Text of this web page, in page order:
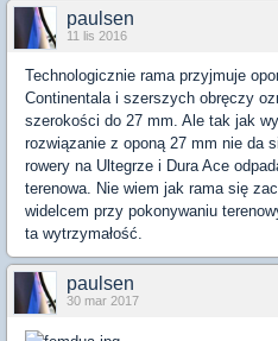
paulsen
11 lis 2016
Technologicznie rama przyjmuje
Continentala i szerszych obręczy
szerokości do 27 mm. Ale tak jak
rozwiązanie z oponą 27 mm nie da
rowery na Ultegrze i Dura Ace
terenowa. Nie wiem jak rama się
widelcem przy pokonywaniu
ta wytrzymałość.
paulsen
30 mar 2017